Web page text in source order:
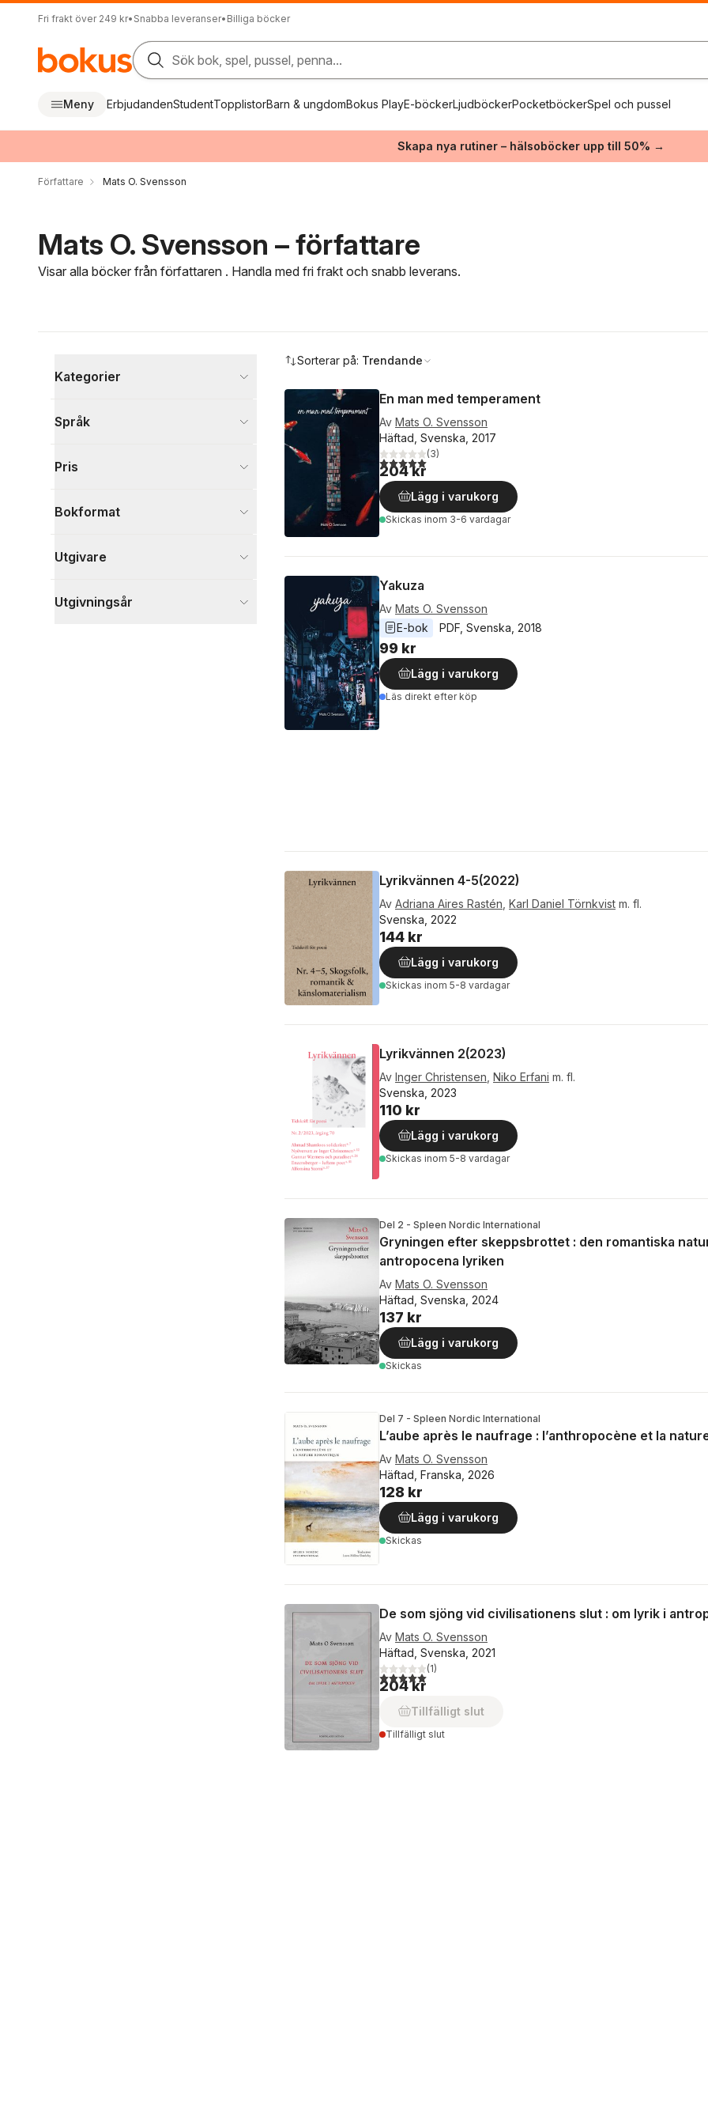
Fri frakt över 249 kr• Snabba leveranser• Billiga böcker
Sök bok, spel, pussel, penna...
Meny ErbjudandenStudentTopplistorBarn & ungdomBokus PlayE-böckerLjudböckerPocketböckerSpel och pussel
Skapa nya rutiner – hälsoböcker upp till 50% →
Författare Mats O. Svensson
Mats O. Svensson – författare
Visar alla böcker från författaren . Handla med fri frakt och snabb leverans.
Kategorier
Deckare
1
Språk
Pris
Bokformat
Utgivare
Utgivningsår
Sorterar på: Trendande
En man med temperament
Av Mats O. Svensson
Häftad, Svenska, 2017
5,0utav 5 stjärnor. Totalt antal röster:
(3)
204 kr
Lägg i varukorg
Skickas inom 3-6 vardagar
Yakuza
Av Mats O. Svensson
E-bok
PDF Svenska 2018
99 kr
Lägg i varukorg
Läs direkt efter köp
Lyrikvännen 4-5(2022)
Av Adriana Aires Rastén Karl Daniel Törnkvist m. fl.
Svenska, 2022
144 kr
Lägg i varukorg
Skickas inom 5-8 vardagar
Lyrikvännen 2(2023)
Av Inger Christensen Niko Erfani m. fl.
Svenska, 2023
110 kr
Lägg i varukorg
Skickas inom 5-8 vardagar
Del 2 - Spleen Nordic International
Gryningen efter skeppsbrottet : den romantiska
antropocena lyriken
Av Mats O. Svensson
Häftad, Svenska, 2024
137 kr
Lägg i varukorg
Skickas
Del 7 - Spleen Nordic International
L’aube après le naufrage : l’anthropocène et la
Av Mats O. Svensson
Häftad, Franska, 2026
128 kr
Lägg i varukorg
Skickas
De som sjöng vid civilisationens slut : om lyrik i
Av Mats O. Svensson
Häftad, Svenska, 2021
5,0utav 5 stjärnor. Totalt antal röster:
(1)
204 kr
Tillfälligt slut
Tillfälligt slut